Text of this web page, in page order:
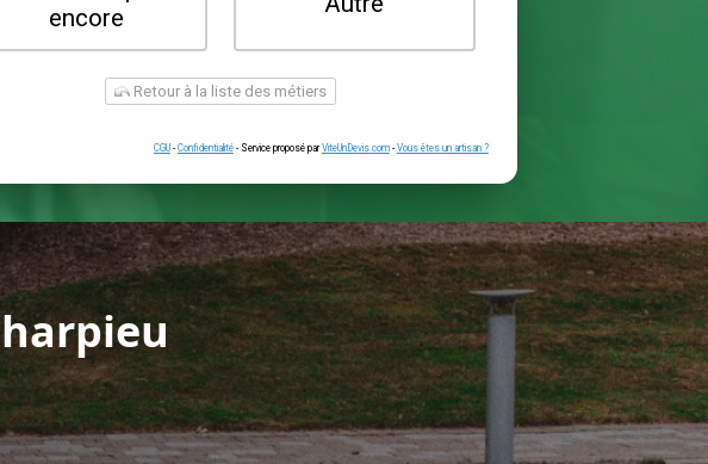
Une prise renforcée
(type greenup)
Je ne sais pas
Retour à la liste des métiers
Confidentialité - Service proposé par ViteUnDevis.com-